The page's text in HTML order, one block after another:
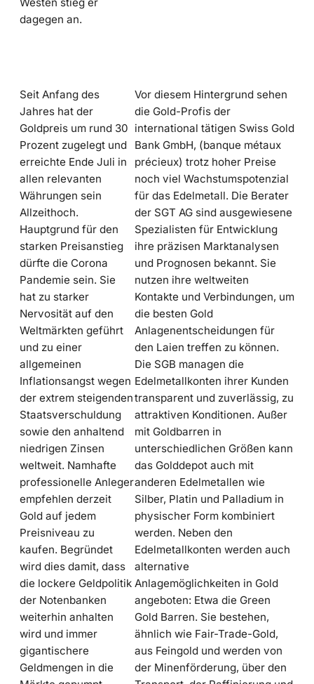
dagegen an.
Seit Anfang des
Jahres hat der
Goldpreis um rund 30
Prozent zugelegt und
erreichte Ende Juli in
allen relevanten
Währungen sein
Allzeithoch.
Hauptgrund für den
starken Preisanstieg
dürfte die Corona
Pandemie sein. Sie
hat zu starker
Nervosität auf den
Weltmärkten geführt
und zu einer
allgemeinen
Inflationsangst wegen
der extrem steigenden
Staatsverschuldung
sowie den anhaltend
niedrigen Zinsen
weltweit. Namhafte
professionelle Anleger
empfehlen derzeit
Gold auf jedem
Preisniveau zu
kaufen. Begründet
wird dies damit, dass
die lockere Geldpolitik
der Notenbanken
weiterhin anhalten
wird und immer
gigantischere
Geldmengen in die
Vor diesem Hintergrund sehen
die Gold-Profis der
international tätigen Swiss Gold
Bank GmbH, (banque métaux
précieux) trotz hoher Preise
noch viel Wachstumspotenzial
für das Edelmetall. Die Berater
der SGT AG sind ausgewiesene
Spezialisten für Entwicklung
ihre präzisen Marktanalysen
und Prognosen bekannt. Sie
nutzen ihre weltweiten
Kontakte und Verbindungen, um
die besten Gold
Anlagenentscheidungen für
den Laien treffen zu können.
Die SGB managen die
Edelmetallkonten ihrer Kunden
transparent und zuverlässig, zu
attraktiven Konditionen. Außer
mit Goldbarren in
unterschiedlichen Größen kann
das Golddepot auch mit
anderen Edelmetallen wie
Silber, Platin und Palladium in
physischer Form kombiniert
werden. Neben den
Edelmetallkonten werden auch
alternative
Anlagemöglichkeiten in Gold
angeboten: Etwa die Green
Gold Barren. Sie bestehen,
ähnlich wie Fair-Trade-Gold,
aus Feingold und werden von
der Minenförderung, über den